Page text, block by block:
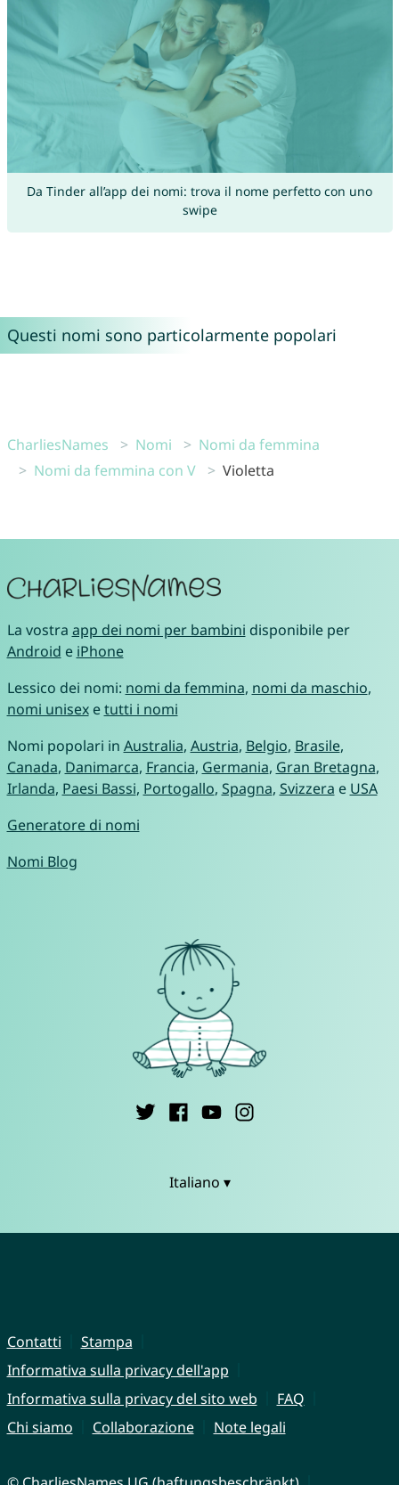
Da Tinder all’app dei nomi: trova il nome perfetto con uno
swipe
Questi nomi sono particolarmente popolari
CharliesNames Nomi
Nomi da femmina
Nomi da femmina con V
Violetta
La vostra app dei nomi per bambini disponibile per
Android e iPhone
Lessico dei nomi: nomi da femmina, nomi da maschio,
nomi unisexetutti i nomi
Nomi popolari in Australia, Austria, Belgio, Brasile,
Canada, Danimarca, Francia, Germania, Gran Bretagna,
Irlanda, Paesi Bassi, Portogallo, Spagna, Svizzera e USA
Generatore di nomi
Nomi Blog
Italiano ▾
Contatti
Stampa
Informativa sulla privacy dell'app
Informativa sulla privacy del sito web
FAQ
Chi siamo
Collaborazione Note legali